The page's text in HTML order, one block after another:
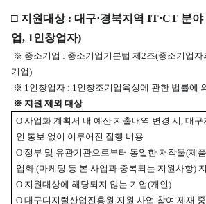
□ 지원대상 : 대구⋅경북지역 IT⋅CT 분야
업, 1인창업자)
※ 중소기업 : 중소기업기본법 제2조(중소기업자
기업)
※ 1인창업자 : 1인창조기업육성에 관한 법률에
※ 지원 제외 대상
O 사업화 계획서 내 예산 지출내역 변경 시, 대
인 통보 없이 이루어진 집행 비용
O 정부 및 유관기관으로부터 동일한 저작물(제
업화 (마케팅 등 본 사업과 중복되는 지원사항)
O 지원대상에 해당되지 않는 기업(개인)
O 대구디지털산업진흥원 지원 사업 참여 제재